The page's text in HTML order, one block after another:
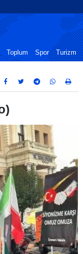
Toplum Spor Turizm